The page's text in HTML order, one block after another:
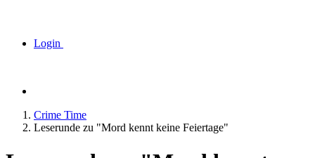
Login
Crime Time
Leserunde zu "Mord kennt keine Feiertage"